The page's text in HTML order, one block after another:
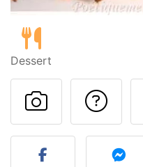
Dessert
Publier